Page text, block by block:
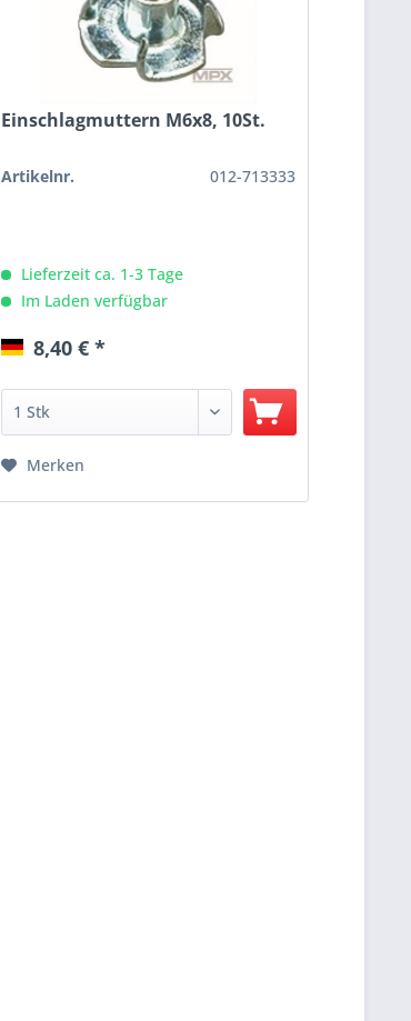
Einschlagmuttern M6x8, 10St.
Artikelnr. 012-713333
Lieferzeit ca. 1-3 Tage
Im Laden verfügbar
8,40 € *
Merken